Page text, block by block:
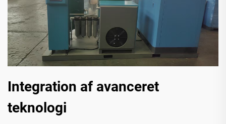
Integration af avanceret
teknologi